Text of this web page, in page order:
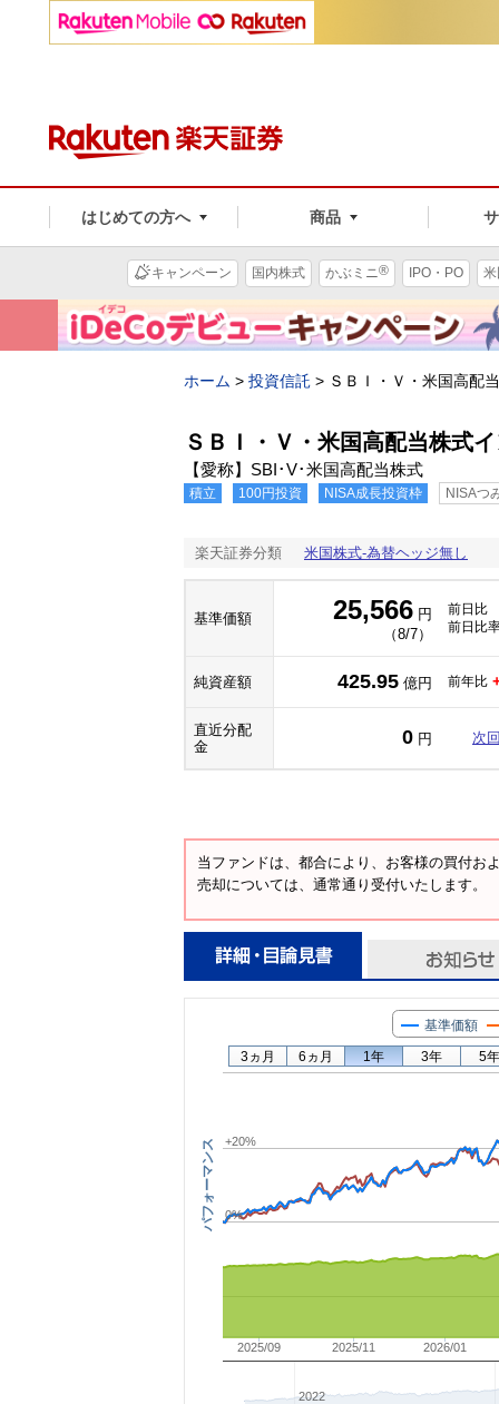
はじめての方へ 商品
キャンペーン 国内株式 かぶミニ® IPO・PO
ホーム > 投資信託 > ＳＢＩ・Ｖ・米国高配
ＳＢＩ・Ｖ・米国高配当株式
【愛称】SBI･V･米国高配当株式
積立 100円投資 NISA成長投資枠 NISAつ
楽天証券分類 米国株式-為替ヘッジ無し
基準価額 25,566 円
（8/7）
前日比
前日比
純資産額 425.95 億円 前年比
直近分配
金
0 円 次
当ファンドは、都合により、お客様の買付お
売却については、通常通り受付いたします。
パフォーマンス
基準価額
2025/09 2025/11 2026/01
2022
0%
+20%
3ヵ月 6ヵ月 1年 3年 5年